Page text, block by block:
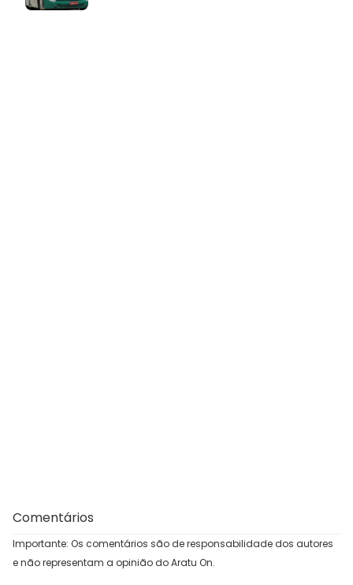
Comentários
Importante: Os comentários são de responsabilidade dos autores
e não representam a opinião do Aratu On.